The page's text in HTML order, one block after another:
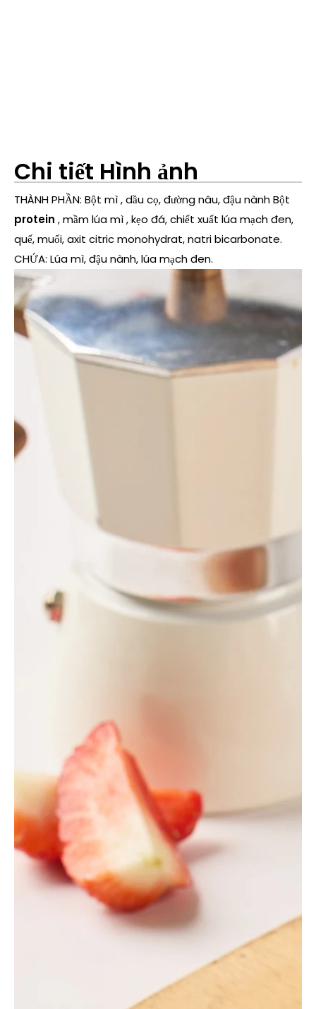
Chi tiết Hình ảnh
THÀNH PHẦN: Bột mì, dầu cọ, đường nâu,đậu nành Bột
protein ,mầm lúa mì,kẹo đá, chiết xuất lúa mạch đen,
quế, muối, axit citric monohydrat, natri bicarbonate.
CHỨA: Lúa mì, đậu nành, lúa mạch đen.